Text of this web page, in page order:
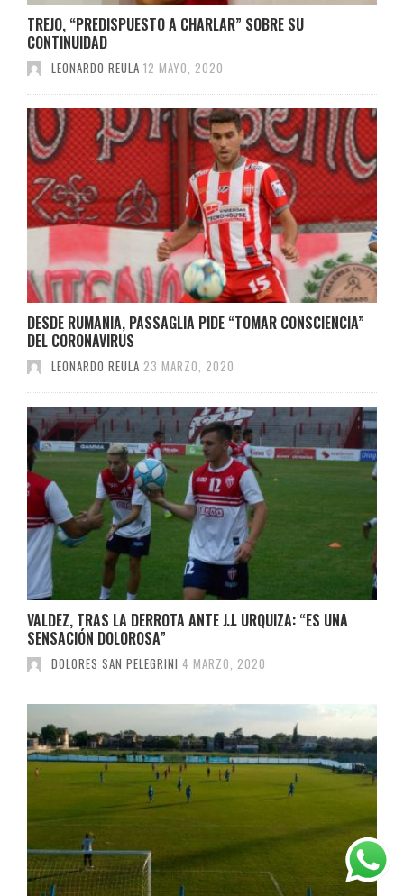
TREJO, “PREDISPUESTO A CHARLAR” SOBRE SU
CONTINUIDAD
LEONARDO REULA 12 MAYO, 2020
DESDE RUMANIA, PASSAGLIA PIDE “TOMAR CONSCIENCIA”
DEL CORONAVIRUS
LEONARDO REULA 23 MARZO, 2020
VALDEZ, TRAS LA DERROTA ANTE J.J. URQUIZA: “ES UNA
SENSACIÓN DOLOROSA”
DOLORES SAN PELEGRINI 4 MARZO, 2020